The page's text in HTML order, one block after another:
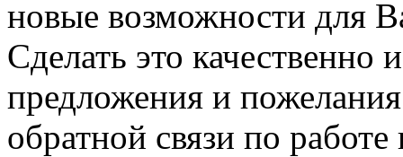
новые возможности для
Сделать это
предложения и
обратной связи по